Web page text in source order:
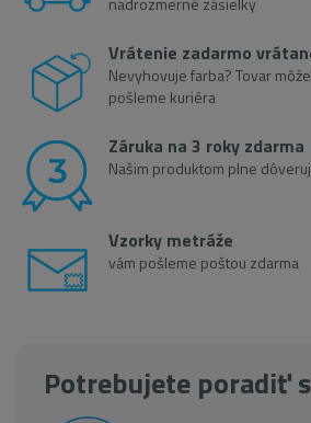
Vrátenie zadarmo
Nevyhovuje farba? Tovar
pošleme kuriéra
Záruka na 3 roky zdarma
Našim produktom plne
Vzorky metráže
vám pošleme poštou zdarma
Potrebujete poradiť